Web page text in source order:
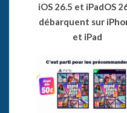
iOS 26.5 et iPadOS
débarquent sur
et iPad